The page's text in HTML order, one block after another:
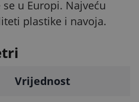
u Europi. Najveću
plastike i navoja.
Vrijednost